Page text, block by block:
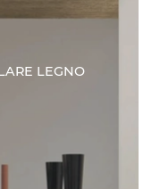
LEGNO